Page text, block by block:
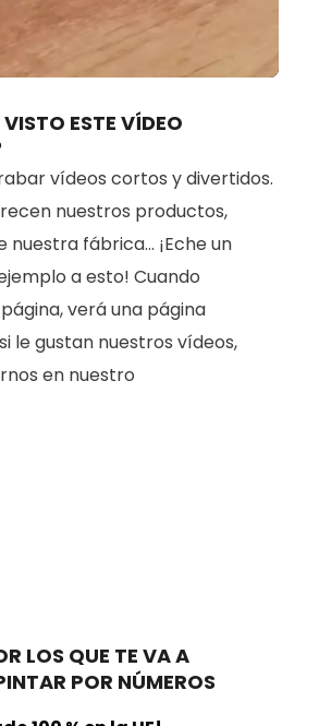
100.00%
ESTE VÍDEO
vídeos cortos y divertidos.
nuestros productos,
nuestra fábrica... ¡Eche un
a esto! Cuando
verá una página
le gustan nuestros vídeos,
en nuestro
LOS QUE TE VA A
POR NÚMEROS